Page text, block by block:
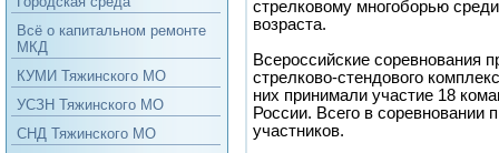
Всё о капитальном ремонте
МКД
КУМИ Тяжинского МО
УСЗН Тяжинского МО
СНД Тяжинского МО
стрелковому многоборью
возраста.
Всероссийские соревнования
стрелково-стендового
них принимали участие 18
России. Всего в соревновании
участников.